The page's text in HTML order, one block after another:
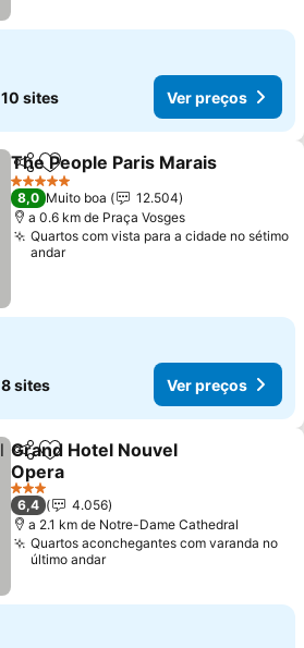
10 sites Ver preços
PartilharAdicionar aos favoritos
The People Paris Marais
5 Estrelas
8,0 Muito boa
12.504
a 0.6 km de Praça Vosges
Quartos com vista para a cidade no sétimo
andar
8 sites Ver preços
PartilharAdicionar aos favoritos
Grand Hotel Nouvel
Opera
Ver preços
3 Estrelas
6,4
4.056
a 2.1 km de Notre-Dame Cathedral
Quartos aconchegantes com varanda no
último andar